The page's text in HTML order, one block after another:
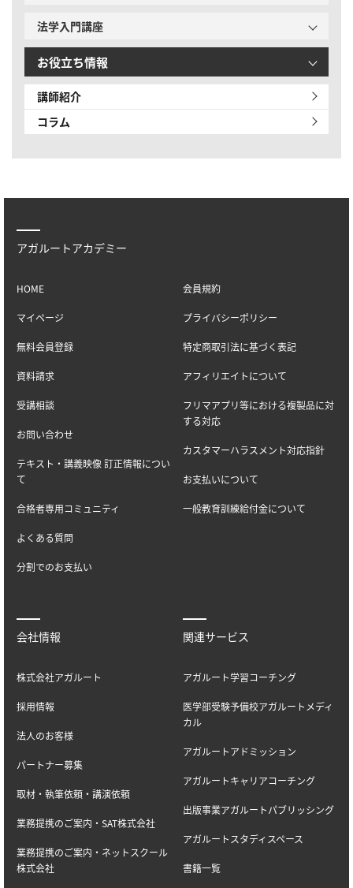
法学入門講座
お役立ち情報
講師紹介
コラム
アガルートアカデミー
HOME
マイページ
無料会員登録
資料請求
受講相談
お問い合わせ
テキスト・講義映像 訂正情報につい
て
合格者専用コミュニティ
よくある質問
分割でのお支払い
会員規約
プライバシーポリシー
特定商取引法に基づく表記
アフィリエイトについて
フリマアプリ等における複製品に対
する対応
カスタマーハラスメント対応指針
お支払いについて
一般教育訓練給付金について
会社情報
株式会社アガルート
採用情報
法人のお客様
パートナー募集
取材・執筆依頼・講演依頼
業務提携のご案内・SAT株式会社
業務提携のご案内・ネットスクール
株式会社
関連サービス
アガルート学習コーチング
医学部受験予備校アガルートメディ
カル
アガルートアドミッション
アガルートキャリアコーチング
出版事業アガルートパブリッシング
アガルートスタディスペース
書籍一覧